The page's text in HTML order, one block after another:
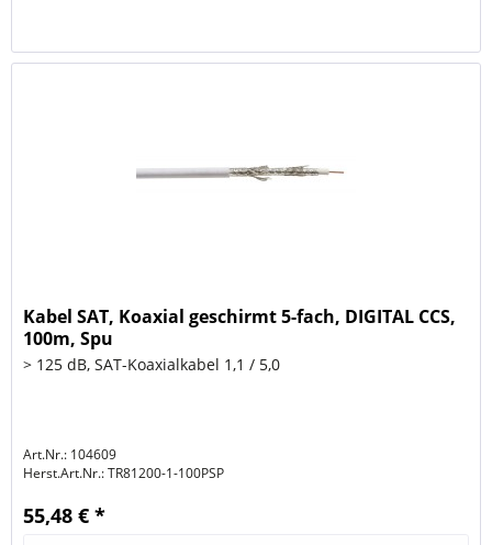
Kabel SAT, Koaxial geschirmt 5-fach, DIGITAL CCS,
100m, Spu
> 125 dB, SAT-Koaxialkabel 1,1 / 5,0
Art.Nr.: 104609
Herst.Art.Nr.:TR81200-1-100PSP
55,48 € *